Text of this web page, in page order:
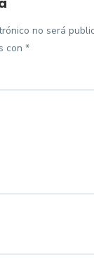
no será
con *